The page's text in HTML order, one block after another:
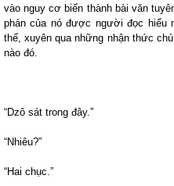
vào nguy cơ biến thành bài văn
phán của nó được người đọc hiểu
thế, xuyên qua những nhận thức
nào đó.
“Dzô sát trong đây.”
“Nhiêu?”
“Hai chục.”